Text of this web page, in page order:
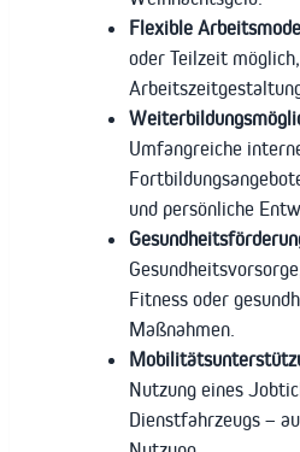
Flexible
oder Teilzeit
Umfangreiche
und persönliche
Fitness oder
Maßnahmen.
Nutzung eines
Dienstfahrzeugs –